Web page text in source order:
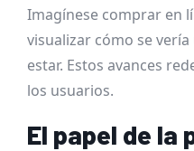
Imagínese comprar en
visualizar cómo se
estar. Estos avances
los usuarios.
El papel de la